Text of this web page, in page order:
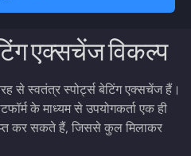
एक्सचेंज विकल्प
से स्वतंत्र स्पोर्ट्स बेटिंग एक्सचेंज हैं।
के माध्यम से उपयोगकर्ता एक ही
कर सकते हैं, जिससे कुल मिलाकर